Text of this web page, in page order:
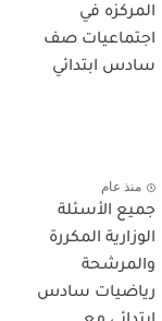
المركزه في
اجتماعيات صف
سادس ابتدائي
منذ عام
جميع الأسئلة
الوزارية المكررة
والمرشحة
رياضيات سادس